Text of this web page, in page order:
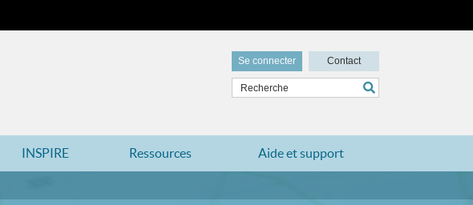
Se connecter Contact
INSPIRE Ressources Aide et support